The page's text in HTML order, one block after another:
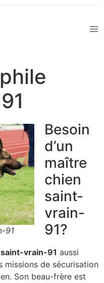
91
Besoin
d’un
maître
chien
saint-
vrain-
91?
vrain-91 aussi
missions de sécurisation
Son beau-frère est